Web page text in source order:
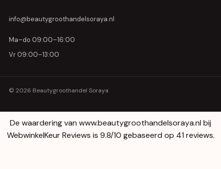
info@beautygroothandelsoraya.nl
Ma–do 09:00–16:00
Vr 09:00–13:00
© 2026 Beautygroothandel Soraya
De waardering van www.beautygroothandelsoraya.nl bij
WebwinkelKeur Reviews is 9.8/10 gebaseerd op 41 reviews.